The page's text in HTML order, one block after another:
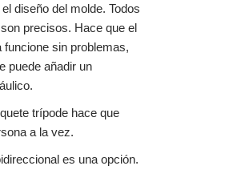
diseño del molde. Todos
precisos. Hace que el
funcione sin problemas,
puede añadir un
trípode hace que
a la vez.
es una opción.